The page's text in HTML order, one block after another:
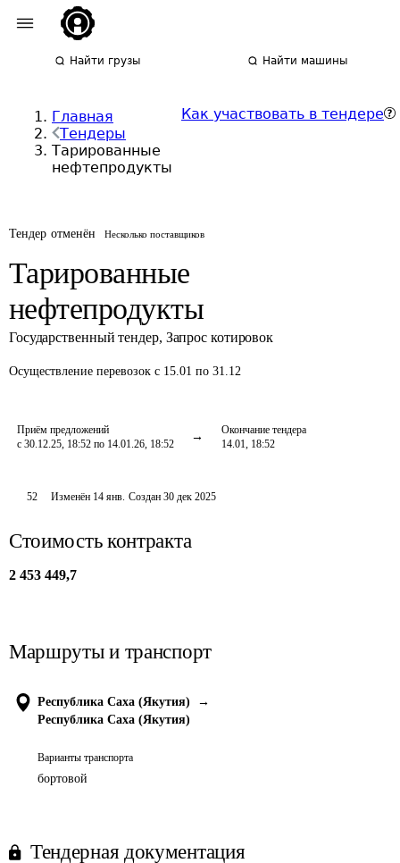
Найти грузы Найти машины
Главная
Тендеры
Тарированные
нефтепродукты
Как участвовать в тендере
Тендер отменён Несколько поставщиков
Тарированные
нефтепродукты
Государственный тендер, Запрос котировок
Осуществление перевозок с 15.01 по 31.12
Приём предложений
с 30.12.25, 18:52 по 14.01.26, 18:52
Окончание тендера
14.01, 18:52
52 Изменён 14 янв. Создан 30 дек 2025
Стоимость контракта
2 453 449,7
Маршруты и транспорт
Республика Саха (Якутия)
→
Республика Саха (Якутия)
Варианты транспорта
бортовой
Тендерная документация